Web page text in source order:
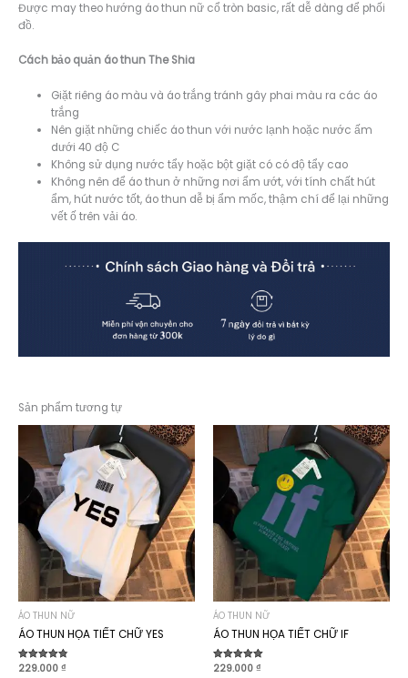
Được may theo hướng áo thun nữ cổ tròn basic, rất dễ dàng để phối
đồ.
Cách bảo quản áo thun The Shia
Giặt riêng áo màu và áo trắng tránh gây phai màu ra các áo
trắng
Nên giặt những chiếc áo thun với nước lạnh hoặc nước ấm
dưới 40 độ C
Không sử dụng nước tẩy hoặc bột giặt có có độ tẩy cao
Không nên để áo thun ở những nơi ẩm ướt, với tính chất hút
ẩm, hút nước tốt, áo thun dễ bị ẩm mốc, thậm chí để lại những
vết ố trên vải áo.
Sản phẩm tương tự
ÁO THUN NỮ
ÁO THUN HỌA TIẾT CHỮ YES
Được xếp
229.000 ₫
ÁO THUN NỮ
ÁO THUN HỌA TIẾT CHỮ IF
Được xếp
229.000 ₫